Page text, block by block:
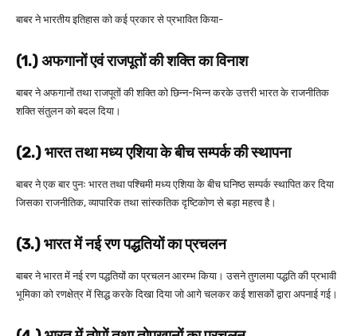
बाबर ने भारतीय इतिहास को कई प्रकार से प्रभावित किया-
(1.) अफगानों एवं राजपूतों की शक्ति का विनाश
बाबर ने अफगानों तथा राजपूतों की शक्ति को छिन्न-भिन्न करके उत्तरी भारत के राजनीतिक
शक्ति संतुलन को बदल दिया।
(2.) भारत तथा मध्य एशिया के बीच सम्पर्क की स्थापना
बाबर ने एक बार पुनः भारत तथा पश्चिमी मध्य एशिया के बीच घनिष्ठ सम्पर्क स्थापित कर दिया
जिसका राजनीतिक, व्यापारिक तथा सांस्कतिक दृष्टिकोण से बड़ा महत्त्व है।
(3.) भारत में नई रण पद्धतियों का प्रचलन
बाबर ने भारत में नई रण पद्धतियों का प्रचलन आरम्भ किया। उसने तुगलमा पद्धति की प्रभावी
भूमिका को रणक्षेत्र में सिद्ध करके दिखा दिया जो आगे चलकर कई शासकों द्वारा अपनाई गई।